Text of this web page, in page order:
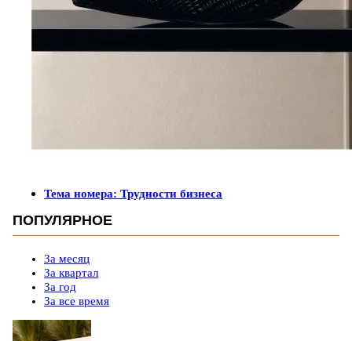
Тема номера: Трудности бизнеса
ПОПУЛЯРНОЕ
За месяц
За квартал
За год
За все время